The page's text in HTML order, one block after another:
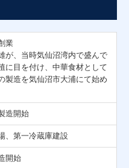
業
が、当時気仙沼湾内で盛んで
に目を付け、中華食材として
製造を気仙沼市大浦にて始め
造開始
、第一冷蔵庫建設
開始